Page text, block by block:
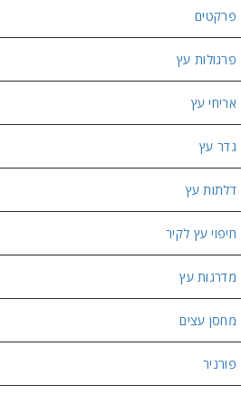
פרקטים
פרגולות עץ
אריחי עץ
גדר עץ
דלתות עץ
חיפוי עץ לקיר
מדרגות עץ
מחסן עצים
פורניר